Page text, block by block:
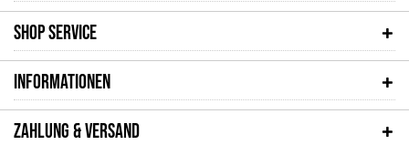
SHOP SERVICE
INFORMATIONEN
ZAHLUNG & VERSAND